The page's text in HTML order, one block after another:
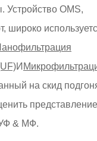
Устройство OMS,
широко
И
на скид
представление
& МФ.